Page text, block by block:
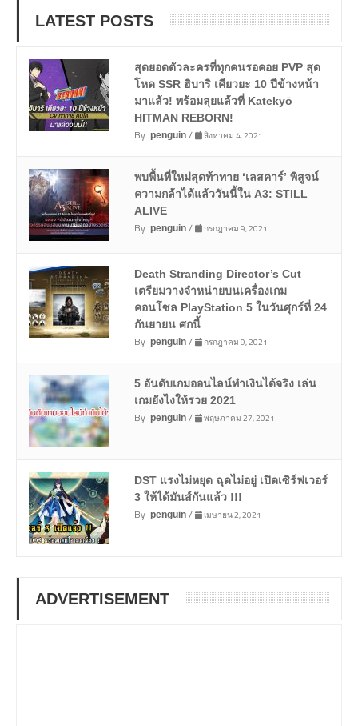
LATEST POSTS
สุดยอดตัวละครที่ทุกคนรอคอย PVP สุด
โหด SSR ฮิบาริ เคียวยะ 10 ปีข้างหน้า
มาแล้ว! พร้อมลุยแล้วที่ Katekyō
HITMAN REBORN!
By penguin/ สิงหาคม 4, 2021
พบพื้นที่ใหม่สุดท้าทาย ‘เลสคาร์’ พิสูจน์
ความกล้าได้แล้ววันนี้ใน A3: STILL
ALIVE
By penguin/ กรกฎาคม 9, 2021
Death Stranding Director’s Cut
เตรียมวางจำหน่ายบนเครื่องเกม
คอนโซล PlayStation 5 ในวันศุกร์ที่ 24
กันยายน ศกนี้
By penguin/ กรกฎาคม 9, 2021
5 อันดับเกมออนไลน์ทำเงินได้จริง เล่น
เกมยังไงให้รวย 2021
By penguin/ พฤษภาคม 27, 2021
DST แรงไม่หยุด ฉุดไม่อยู่ เปิดเซิร์ฟเวอร์
3 ให้ได้มันส์กันแล้ว !!!
By penguin/ เมษายน 2, 2021
ADVERTISEMENT